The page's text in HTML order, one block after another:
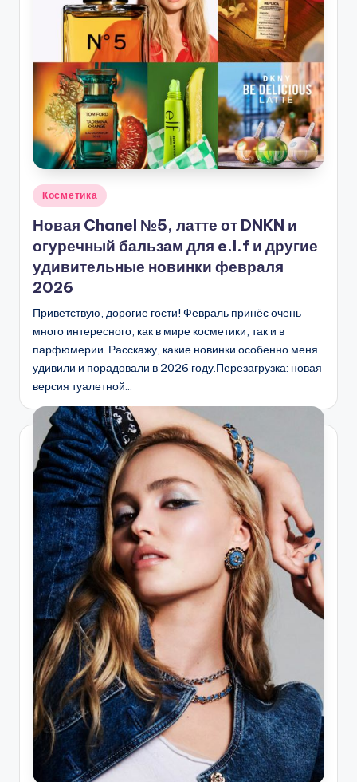
Опубликовано
Косметика
Новая Chanel №5, латте от DNKN и
огуречный бальзам для e.l.f и другие
удивительные новинки февраля
2026
Приветствую, дорогие гости! Февраль принёс очень
много интересного, как в мире косметики, так и в
парфюмерии. Расскажу, какие новинки особенно меня
удивили и порадовали в 2026 году.Перезагрузка: новая
версия туалетной…